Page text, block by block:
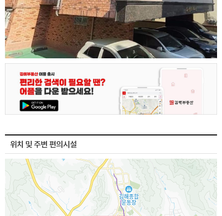
위치 및 주변 편의시설